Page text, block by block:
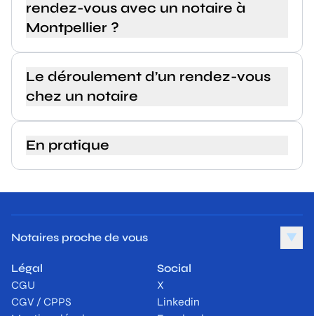
rendez-vous avec un notaire à
Montpellier ?
Le déroulement d’un rendez-vous
chez un notaire
En pratique
Notaires proche de vous ▼
Légal
CGU
CGV / CPPS
Social
X
Linkedin